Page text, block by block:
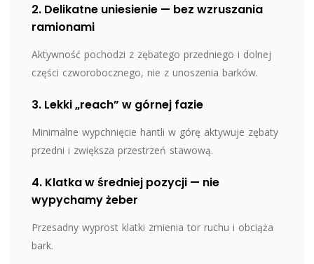
2. Delikatne uniesienie — bez wzruszania
ramionami
Aktywność pochodzi z zębatego przedniego i dolnej
części czworobocznego, nie z unoszenia barków.
3. Lekki „reach” w górnej fazie
Minimalne wypchnięcie hantli w górę aktywuje zębaty
przedni i zwiększa przestrzeń stawową.
4. Klatka w średniej pozycji — nie
wypychamy żeber
Przesadny wyprost klatki zmienia tor ruchu i obciąża
bark.